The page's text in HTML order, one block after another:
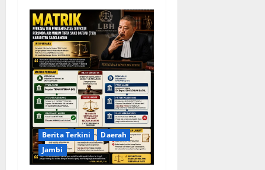
Berita Terkini
Daerah
Jambi